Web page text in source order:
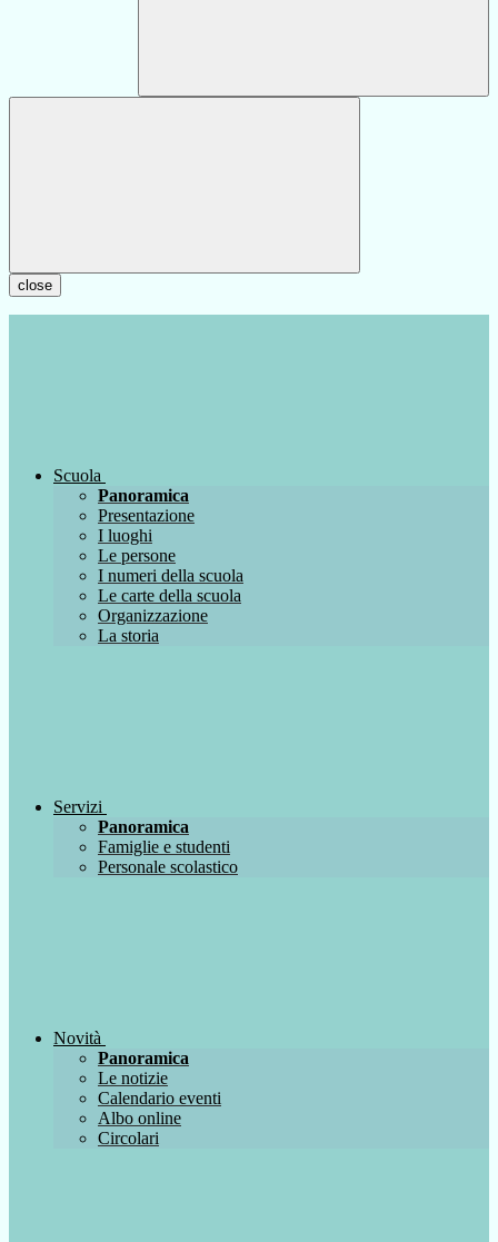
close
Scuola
Panoramica
Presentazione
I luoghi
Le persone
I numeri della scuola
Le carte della scuola
Organizzazione
La storia
Servizi
Panoramica
Famiglie e studenti
Personale scolastico
Novità
Panoramica
Le notizie
Calendario eventi
Albo online
Circolari